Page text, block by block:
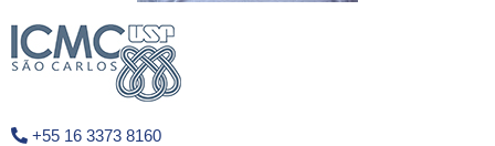
+55 16 3373 8160